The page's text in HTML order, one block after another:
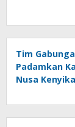
Tim
Padamkan
Nusa